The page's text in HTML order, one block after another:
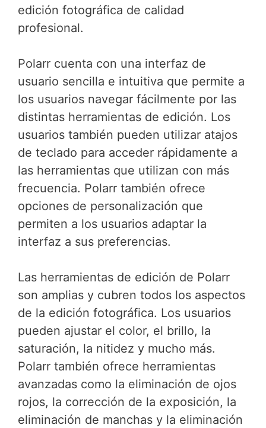
edición fotográfica de calidad
profesional.
Polarr cuenta con una interfaz de
usuario sencilla e intuitiva que permite a
los usuarios navegar fácilmente por las
distintas herramientas de edición. Los
usuarios también pueden utilizar atajos
de teclado para acceder rápidamente a
las herramientas que utilizan con más
frecuencia. Polarr también ofrece
opciones de personalización que
permiten a los usuarios adaptar la
interfaz a sus preferencias.
Las herramientas de edición de Polarr
son amplias y cubren todos los aspectos
de la edición fotográfica. Los usuarios
pueden ajustar el color, el brillo, la
saturación, la nitidez y mucho más.
Polarr también ofrece herramientas
avanzadas como la eliminación de ojos
rojos, la corrección de la exposición, la
eliminación de manchas y la eliminación